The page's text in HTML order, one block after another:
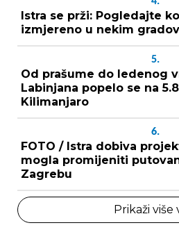
Istra se prži: Pogledajte
izmjereno u nekim
5.
Od prašume do ledenog
Labinjana popelo se na
Kilimanjaro
6.
FOTO / Istra dobiva
mogla promijeniti
Zagrebu
Prikaži više